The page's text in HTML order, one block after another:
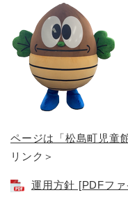
ページは「松島町児童
リンク＞
運用方針 [PDFフ